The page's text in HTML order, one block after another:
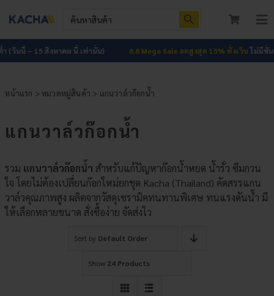
Search
for:
หน้าแรก
บทความ
ติดต่อเรา
นนี้ – 15 สิงหาคม นี้ เท่านั้น) 8.8 Mega Sale ลดสูงสุด 15% ทั้งเว็บไม่มีขั้นต่ำ
หน้าแรก >หมวดหมู่สินค้า > แกนวาล์วก๊อกน้ำ
แกนวาล์วก๊อกน้ำ
รวม แกนวาล์วก๊อกน้ำสำหรับแก้ปัญหาก๊อกน้ำหยด น้ำรั่ว ซึมกวน
ใจ โดยไม่ต้องเปลี่ยนก๊อกใหม่ยกชุด Kacha (Thailand) คัดสรรแกน
วาล์วคุณภาพสูง ผลิตจากวัสดุเซรามิคทนทานพิเศษ ทนแรงดันน้ำ มี
ให้เลือกหลายขนาด สั่งซื้อง่าย จัดส่งไว
Sort by Default Order
Show 24 Products